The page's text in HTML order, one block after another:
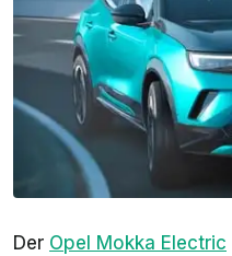
Der Opel Mokka Electric